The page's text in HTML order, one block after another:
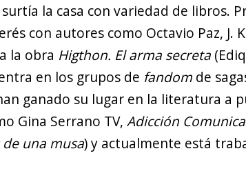
la casa con variedad de libros.
con autores como Octavio Paz, J.
la obra Higthon. El arma secreta
en los grupos de fandom de
ganado su lugar en la literatura a
Gina Serrano TV, Adicción
una musa) y actualmente está